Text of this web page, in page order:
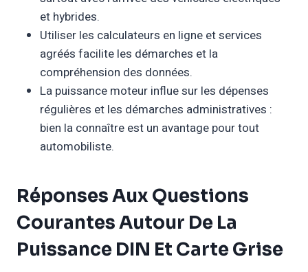
et hybrides.
Utiliser les calculateurs en ligne et services
agréés facilite les démarches et la
compréhension des données.
La puissance moteur influe sur les dépenses
régulières et les démarches administratives :
bien la connaître est un avantage pour tout
automobiliste.
Réponses Aux Questions
Courantes Autour De La
Puissance DIN Et Carte Grise